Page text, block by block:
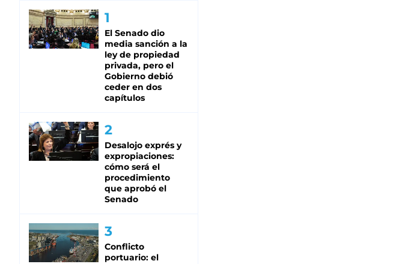
El Senado dio
media sanción a la
ley de propiedad
privada, pero el
Gobierno debió
ceder en dos
capítulos
Desalojo exprés y
expropiaciones:
cómo será el
procedimiento
que aprobó el
Senado
Conflicto
portuario: el